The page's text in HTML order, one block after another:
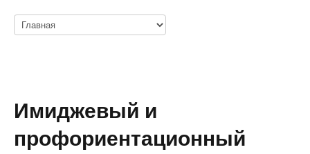
Имиджевый и
профориентационный